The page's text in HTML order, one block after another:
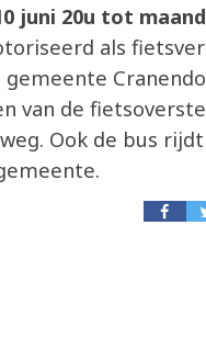
juni 20u tot
als
van de
Ook de bus